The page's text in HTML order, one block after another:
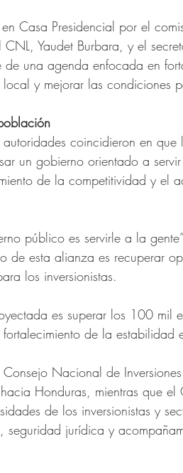
Casa Presidencial por el
CNL, Yaudet Burbara, y el
una agenda enfocada en
y mejorar las condiciones
coincidieron en
un gobierno orientado a
de la competitividad y el
público es servirle a la
de esta alianza es recuperar
los inversionistas.
es superar los 100 mil
fortalecimiento de la estabilidad
Nacional de
Honduras, mientras que
de los inversionistas y
seguridad jurídica y